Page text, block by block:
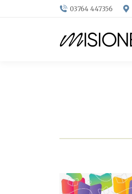
03764 447356